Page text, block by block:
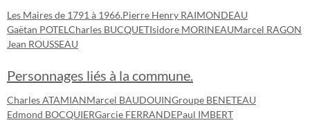
Les Maires de 1791 à 1966.Pierre Henry RAIMONDEAU
Gaëtan POTEL Charles BUCQUETIsidore MORINEAUMarcel RAGON
Jean ROUSSEAU
Personnages liés à la commune.
Charles ATAMIANMarcel BAUDOUINGroupe BENETEAU
Edmond BOCQUIERGarcie FERRANDEPaul IMBERT